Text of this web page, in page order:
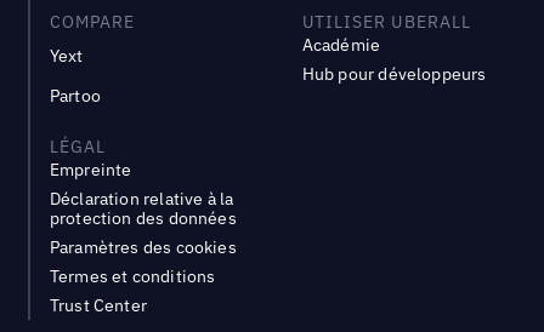
COMPARE
Yext
Partoo
UTILISER UBERALL
Académie
Hub pour développeurs
LÉGAL
Empreinte
Déclaration relative à la
protection des données
Paramètres des cookies
Termes et conditions
Trust Center